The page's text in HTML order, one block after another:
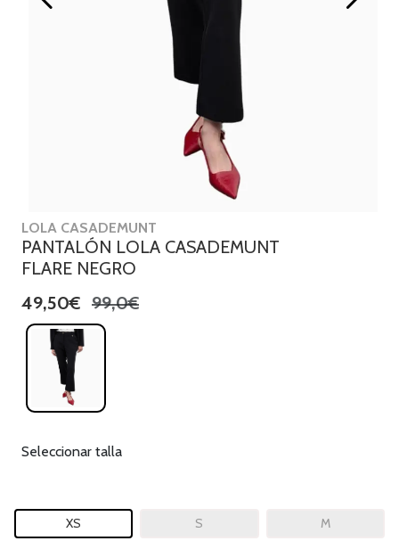
LOLA CASADEMUNT
PANTALÓN LOLA CASADEMUNT
FLARE NEGRO
49,50€ 99,0€
Seleccionar talla
XS S M